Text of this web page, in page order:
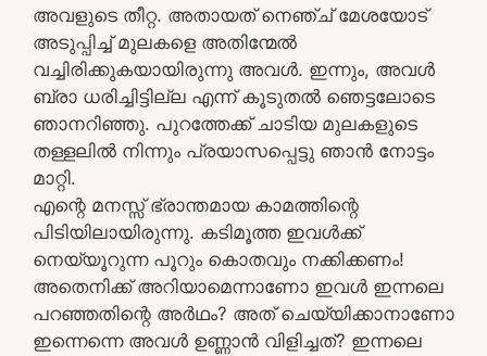
അവളുടെ തീറ്റ. അതായത് നെഞ്ച് മേശയോട്‌
അടുപ്പിച്ച് മുലകളെ അതിന്മേല്‍
വച്ചിരിക്കുകയായിരുന്നു അവള്‍. ഇന്നും, അവള്‍
ബ്രാ ധരിച്ചിട്ടില്ല എന്ന് കൂടുതല്‍ ഞെട്ടലോടെ
ഞാനറിഞ്ഞു. പുറത്തേക്ക് ചാടിയ മുലകളുടെ
തള്ളലില്‍ നിന്നും പ്രയാസപ്പെട്ടു ഞാന്‍ നോട്ടം
മാറ്റി.
എന്റെ മനസ്സ് ഭ്രാന്തമായ കാമത്തിന്റെ
പിടിയിലായിരുന്നു. കടിമൂത്ത ഇവള്‍ക്ക്
നെയ്യൂറുന്ന പൂറും കൊതവും നക്കിക്കണം!
അതെനിക്ക് അറിയാമെന്നാണോ ഇവള്‍ ഇന്നലെ
പറഞ്ഞതിന്റെ അര്‍ഥം? അത് ചെയ്യിക്കാനാണോ
ഇന്നെന്നെ അവള്‍ ഉണ്ണാന്‍ വിളിച്ചത്? ഇന്നലെ